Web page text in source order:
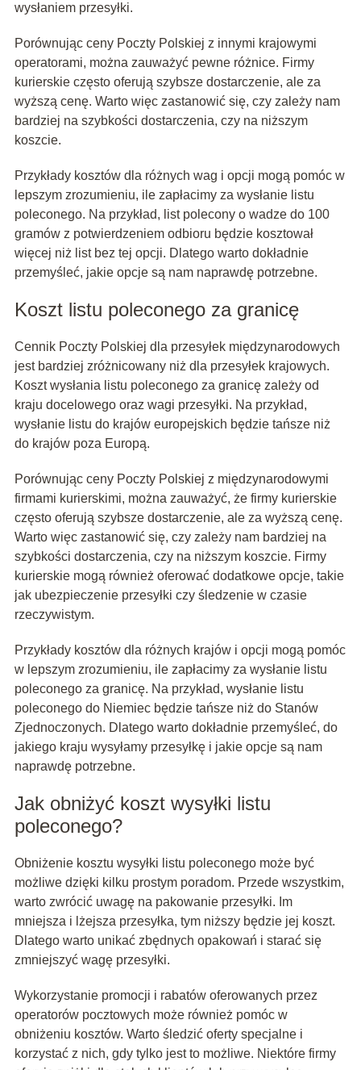
wysłaniem przesyłki.
Porównując ceny Poczty Polskiej z innymi krajowymi
operatorami, można zauważyć pewne różnice. Firmy
kurierskie często oferują szybsze dostarczenie, ale za
wyższą cenę. Warto więc zastanowić się, czy zależy nam
bardziej na szybkości dostarczenia, czy na niższym
koszcie.
Przykłady kosztów dla różnych wag i opcji mogą pomóc w
lepszym zrozumieniu, ile zapłacimy za wysłanie listu
poleconego. Na przykład, list polecony o wadze do 100
gramów z potwierdzeniem odbioru będzie kosztował
więcej niż list bez tej opcji. Dlatego warto dokładnie
przemyśleć, jakie opcje są nam naprawdę potrzebne.
Koszt listu poleconego za granicę
Cennik Poczty Polskiej dla przesyłek międzynarodowych
jest bardziej zróżnicowany niż dla przesyłek krajowych.
Koszt wysłania listu poleconego za granicę zależy od
kraju docelowego oraz wagi przesyłki. Na przykład,
wysłanie listu do krajów europejskich będzie tańsze niż
do krajów poza Europą.
Porównując ceny Poczty Polskiej z międzynarodowymi
firmami kurierskimi, można zauważyć, że firmy kurierskie
często oferują szybsze dostarczenie, ale za wyższą cenę.
Warto więc zastanowić się, czy zależy nam bardziej na
szybkości dostarczenia, czy na niższym koszcie. Firmy
kurierskie mogą również oferować dodatkowe opcje, takie
jak ubezpieczenie przesyłki czy śledzenie w czasie
rzeczywistym.
Przykłady kosztów dla różnych krajów i opcji mogą pomóc
w lepszym zrozumieniu, ile zapłacimy za wysłanie listu
poleconego za granicę. Na przykład, wysłanie listu
poleconego do Niemiec będzie tańsze niż do Stanów
Zjednoczonych. Dlatego warto dokładnie przemyśleć, do
jakiego kraju wysyłamy przesyłkę i jakie opcje są nam
naprawdę potrzebne.
Jak obniżyć koszt wysyłki listu
poleconego?
Obniżenie kosztu wysyłki listu poleconego może być
możliwe dzięki kilku prostym poradom. Przede wszystkim,
warto zwrócić uwagę na pakowanie przesyłki. Im
mniejsza i lżejsza przesyłka, tym niższy będzie jej koszt.
Dlatego warto unikać zbędnych opakowań i starać się
zmniejszyć wagę przesyłki.
Wykorzystanie promocji i rabatów oferowanych przez
operatorów pocztowych może również pomóc w
obniżeniu kosztów. Warto śledzić oferty specjalne i
korzystać z nich, gdy tylko jest to możliwe. Niektóre firmy